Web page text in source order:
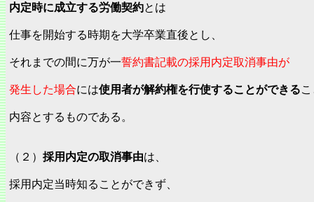
内定時に成立する労働契約とは
仕事を開始する時期を大学卒業直後とし、
それまでの間に万が一誓約書記載の採用内定取消事由が
発生した場合には使用者が解約権を行使することができる
内容とするものである。
（２） 採用内定の取消事由は、
採用内定当時知ることができず、